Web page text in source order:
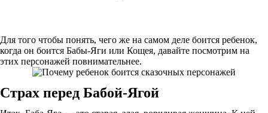
Для того чтобы понять, чего же на самом деле боится ребенок,
когда он боится Бабы-Яги или Кощея, давайте посмотрим на
этих персонажей повнимательнее.
Страх перед Бабой-Ягой